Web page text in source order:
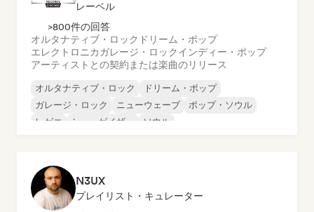
レーベル
>800件の回答
オルタナティブ・ロック ドリーム・ポップ
エレクトロニカガレージ・ロックインディー・ポップ
アーティストとの契約または楽曲のリリース
オルタナティブ・ロック
ドリーム・ポップ
ガレージ・ロック
ニューウェーブ
ポップ・ソウル
レゲエ
シューゲイザー ソウル
N3UX
プレイリスト・キュレーター